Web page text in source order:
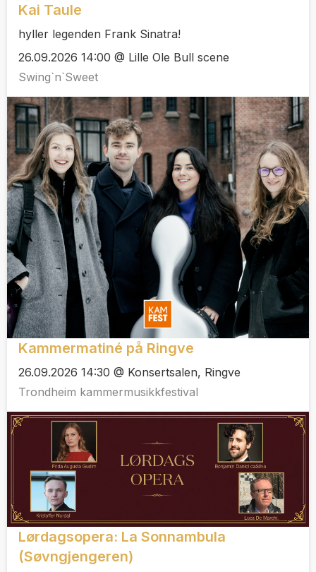
Kai Taule
hyller legenden Frank Sinatra!
26.09.2026 14:00 @ Lille Ole Bull scene
Swing`n`Sweet
Kammermatiné på Ringve
26.09.2026 14:30 @ Konsertsalen, Ringve
Trondheim kammermusikkfestival
Lørdagsopera: La Sonnambula
(Søvngjengeren)